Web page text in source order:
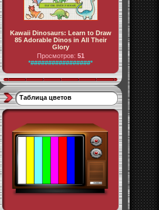
Kawaii Dinosaurs: Learn to Draw
85 Adorable Dinos in All Their
Glory
Просмотров: 51
*#################*
Таблица цветов